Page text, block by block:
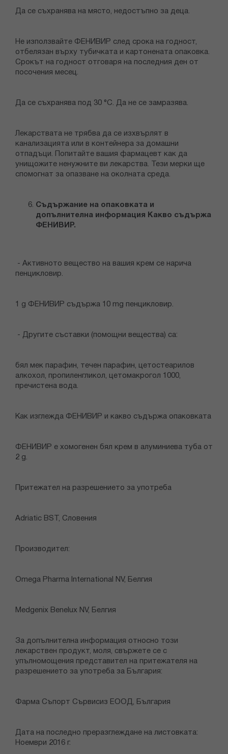
Да се съхранява на място, недостъпно за деца.
Не използвайте ФЕНИВИР след срока на годност,
отбелязан върху тубичката и картонената опаковка.
Срокът на годност отговаря на последния ден от
посочения месец.
Да се съхранява под 30 °С. Да не се замразява.
Лекарствата не трябва да се изхвърлят в
канализацията или в контейнера за домашни
отпадъци. Попитайте вашия фармацевт как да
унищожите ненужните ви лекарства. Тези мерки ще
спомогнат за опазване на околната среда.
Съдържание на опаковката и
допълнителна информация Какво съдържа
ФЕНИВИР.
- Активното вещество на вашия крем се нарича
пенцикловир.
1 g ФЕНИВИР съдържа 10 mg пенцикловир.
- Другите съставки (помощни вещества) са:
бял мек парафин, течен парафин, цетостеарилов
алкохол, пропиленгликол, цетомакрогол 1000,
пречистена вода.
Как изглежда ФЕНИВИР и какво съдържа опаковката
ФЕНИВИР е хомогенен бял крем в алуминиева туба от
2 g.
Притежател на разрешението за употреба
Adriatic BST, Словения
Производител:
Omega Pharma International NV, Белгия
Medgenix Benelux NV, Белгия
За допълнителна информация относно този
лекарствен продукт, моля, свържете се с
упълномощения представител на притежателя на
разрешението за употреба за България:
Фарма Съпорт Сървисиз ЕООД, България
Дата на последно преразглеждане на листовката:
Ноември 2016 г.